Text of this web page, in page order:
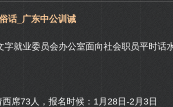
话_广东中公训诫
业委员会办公室面向社会职员平时话
73人，报名时候：1月28日-2月3日